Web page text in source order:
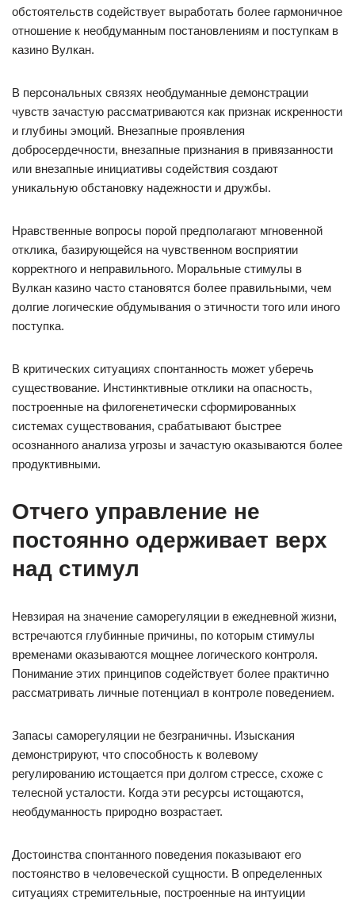
обстоятельств содействует выработать более гармоничное
отношение к необдуманным постановлениям и поступкам в
казино Вулкан.
В персональных связях необдуманные демонстрации
чувств зачастую рассматриваются как признак искренности
и глубины эмоций. Внезапные проявления
добросердечности, внезапные признания в привязанности
или внезапные инициативы содействия создают
уникальную обстановку надежности и дружбы.
Нравственные вопросы порой предполагают мгновенной
отклика, базирующейся на чувственном восприятии
корректного и неправильного. Моральные стимулы в
Вулкан казино часто становятся более правильными, чем
долгие логические обдумывания о этичности того или иного
поступка.
В критических ситуациях спонтанность может уберечь
существование. Инстинктивные отклики на опасность,
построенные на филогенетически сформированных
системах существования, срабатывают быстрее
осознанного анализа угрозы и зачастую оказываются более
продуктивными.
Отчего управление не
постоянно одерживает верх
над стимул
Невзирая на значение саморегуляции в ежедневной жизни,
встречаются глубинные причины, по которым стимулы
временами оказываются мощнее логического контроля.
Понимание этих принципов содействует более практично
рассматривать личные потенциал в контроле поведением.
Запасы саморегуляции не безграничны. Изыскания
демонстрируют, что способность к волевому
регулированию истощается при долгом стрессе, схоже с
телесной усталости. Когда эти ресурсы истощаются,
необдуманность природно возрастает.
Достоинства спонтанного поведения показывают его
постоянство в человеческой сущности. В определенных
ситуациях стремительные, построенные на интуиции